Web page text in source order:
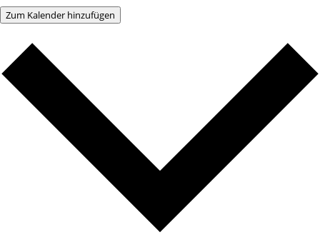
Zum Kalender hinzufügen